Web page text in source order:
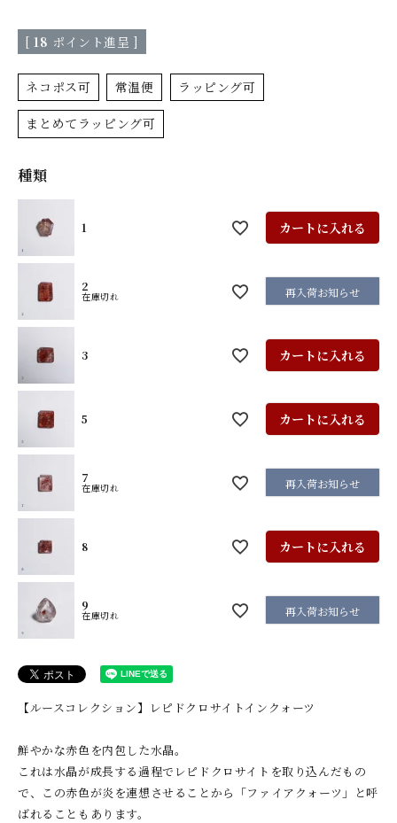
[ 18 ポイント進呈 ]
ネコポス可 常温便 ラッピング可
まとめてラッピング可
種類
1 カートに入れる
2
在庫切れ 再入荷お知らせ
3 カートに入れる
5 カートに入れる
7
在庫切れ 再入荷お知らせ
8 カートに入れる
9
在庫切れ 再入荷お知らせ
【ルースコレクション】レピドクロサイトインクォーツ
鮮やかな赤色を内包した水晶。
これは水晶が成長する過程でレピドクロサイトを取り込んだもの
で、この赤色が炎を連想させることから「ファイアクォーツ」と呼
ばれることもあります。